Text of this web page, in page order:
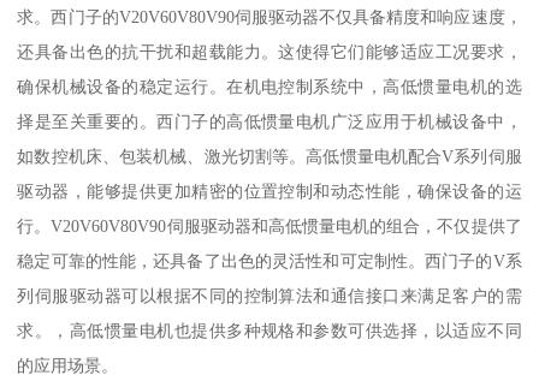
求。西门子的V20V60V80V90伺服驱动器不仅具备精度和响应速度，
还具备出色的抗干扰和超载能力。这使得它们能够适应工况要求，
确保机械设备的稳定运行。在机电控制系统中，高低惯量电机的选
择是至关重要的。西门子的高低惯量电机广泛应用于机械设备中，
如数控机床、包装机械、激光切割等。高低惯量电机配合V系列伺服
驱动器，能够提供更加精密的位置控制和动态性能，确保设备的运
行。V20V60V80V90伺服驱动器和高低惯量电机的组合，不仅提供了
稳定可靠的性能，还具备了出色的灵活性和可定制性。西门子的V系
列伺服驱动器可以根据不同的控制算法和通信接口来满足客户的需
求。，高低惯量电机也提供多种规格和参数可供选择，以适应不同
的应用场景。